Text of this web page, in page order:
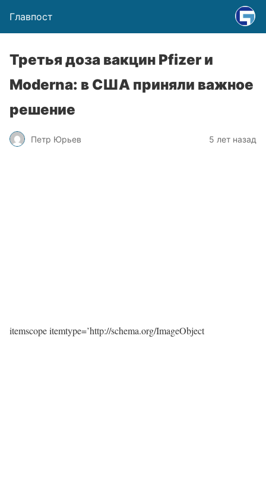
Главпост
Третья доза вакцин Pfizer и
Moderna: в США приняли важное
решение
Петр Юрьев 5 лет назад
itemscope itemtype=’http://schema.org/ImageObject